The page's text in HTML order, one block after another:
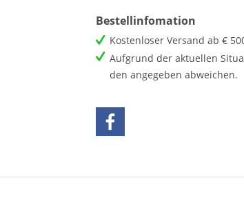
Bestellinfomation
Kostenloser Versand ab €
Aufgrund der aktuellen
den angegeben abweichen.